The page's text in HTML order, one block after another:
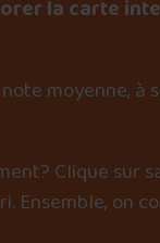
la carte
moyenne, à
Clique sur
on